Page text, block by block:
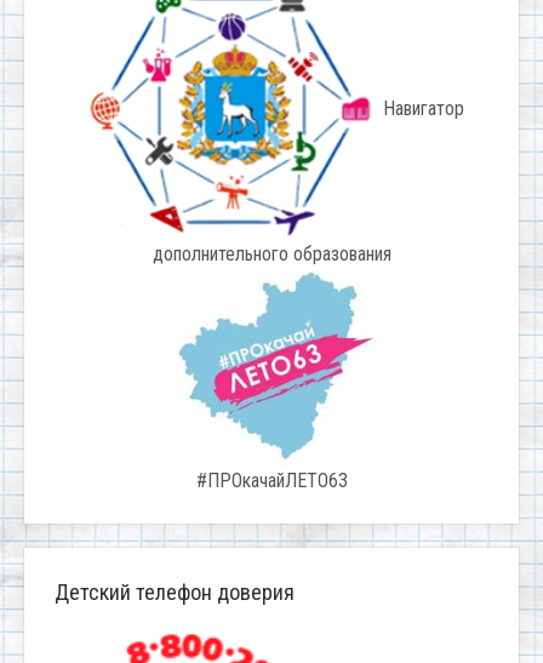
Навигатор
дополнительного образования
#ПРОкачайЛЕТО63
Детский телефон доверия